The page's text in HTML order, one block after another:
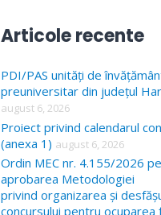
c
h
f
o
r
:
Articole recente
PDI/PAS unități de
preuniversitar din județul
august 6, 2026
Proiect privind calendarul
(anexa 1) august 6, 2026
Ordin MEC nr. 4.155/2026
aprobarea Metodologiei
privind organizarea și
concursului pentru ocuparea